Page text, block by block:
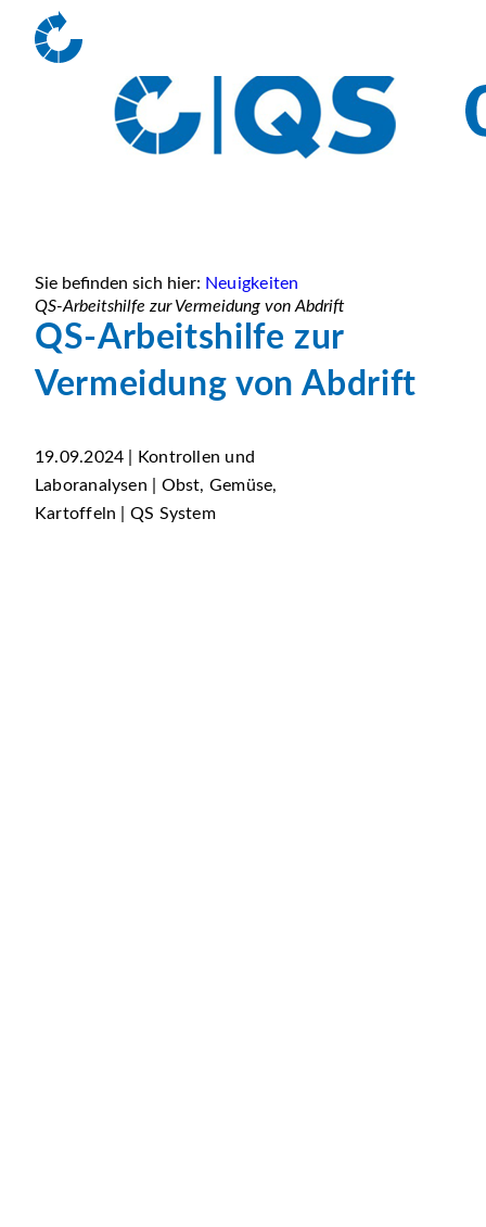
Sie befinden sich hier: Neuigkeiten
QS-Arbeitshilfe zur Vermeidung von Abdrift
QS-Arbeitshilfe zur
Vermeidung von Abdrift
19.09.2024 | Kontrollen und
Laboranalysen | Obst, Gemüse,
Kartoffeln | QS System